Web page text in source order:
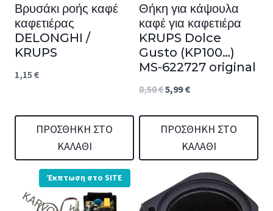
Βρυσάκι ροής καφέ
καφετιέρας
DELONGHI /
KRUPS
1,15 €
ΠΡΟΣΘΉΚΗ ΣΤΟ
ΚΑΛΆΘΙ
Θήκη για κάψουλα
καφέ για καφετιέρα
KRUPS Dolce
Gusto (KP100…)
MS-622727 original
8,50€Original
was:
8,50 €.
5,99€Η
τιμή
είναι:
ΠΡΟΣΘΉΚΗ ΣΤΟ
ΚΑΛΆΘΙ
Έκπτωση στο SITE